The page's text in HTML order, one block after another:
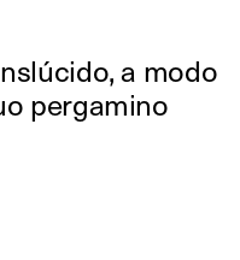
a modo
pergamino